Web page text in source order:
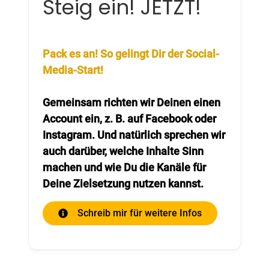
Steig ein! JETZT!
Pack es an! So gelingt Dir der Social-
Media-Start!
Gemeinsam richten wir Deinen einen
Account ein, z. B. auf Facebook oder
Instagram. Und natürlich sprechen wir
auch darüber, welche Inhalte Sinn
machen und wie Du die Kanäle für
Deine Zielsetzung nutzen kannst.
Schreib mir für weitere Infos